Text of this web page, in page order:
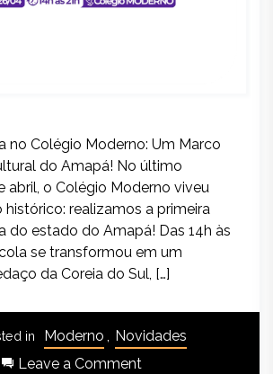
no Colégio Moderno: Um Marco
do Amapá! No último
abril, o Colégio Moderno viveu
realizamos a primeira
do estado do Amapá! Das 14h às
se transformou em um
da Coreia do Sul, […]
in Moderno , Novidades
Leave a Comment